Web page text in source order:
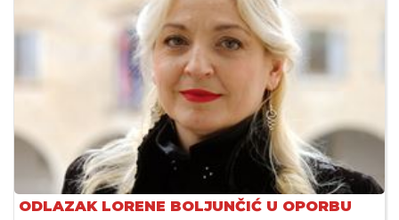
ODLAZAK LORENE BOLJUNČIĆ U OPORBU